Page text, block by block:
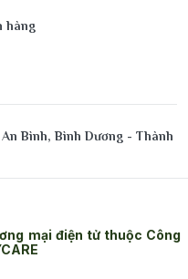
hàng
Bình, Bình Dương - Thành
mại điện tử thuộc Công